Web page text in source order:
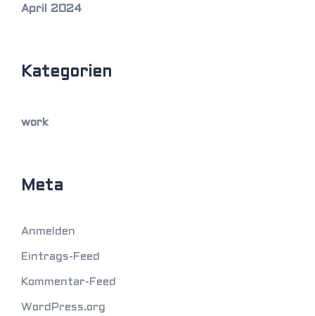
April 2024
Kategorien
work
Meta
Anmelden
Eintrags-Feed
Kommentar-Feed
WordPress.org